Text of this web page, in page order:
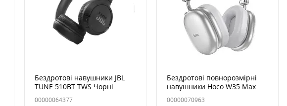
Бездротові навушники JBL
TUNE 510BT TWS Чорні
00000064377
Бездротові повнорозмірні
навушники Hoco W35 Max
Auspicious ANC Срібні
00000070963